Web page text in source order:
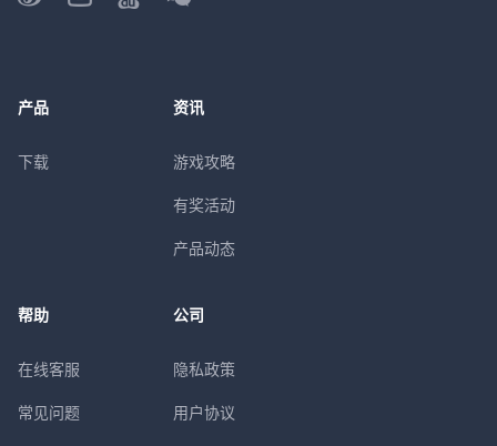
产品
下载
资讯
游戏攻略
有奖活动
产品动态
帮助
在线客服
常见问题
公司
隐私政策
用户协议